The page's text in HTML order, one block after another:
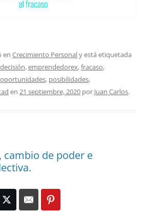
en Crecimiento Personaly está etiquetada
decisión,emprendedorex,fracaso,
oportunidades, posibilidades,
en 21 septiembre, 2020 por Juan Carlos.
de poder e